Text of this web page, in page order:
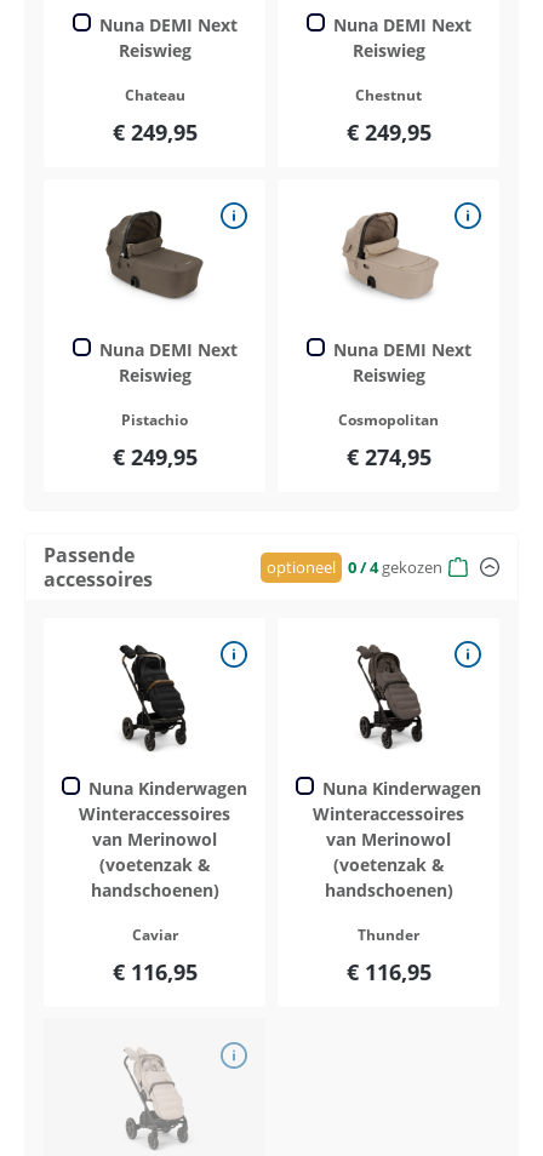
Nuna DEMI Next
Reiswieg
Chateau
€ 249,95
Nuna DEMI Next
Reiswieg
Chestnut
€ 249,95
Nuna DEMI Next
Reiswieg
Pistachio
€ 249,95
Nuna DEMI Next
Reiswieg
Cosmopolitan
€ 274,95
Passende
accessoires
optioneel 0/ 4gekozen
Nuna Kinderwagen
Winteraccessoires
van Merinowol
(voetenzak &
handschoenen)
Caviar
€ 116,95
Nuna Kinderwagen
Winteraccessoires
van Merinowol
(voetenzak &
handschoenen)
Thunder
€ 116,95